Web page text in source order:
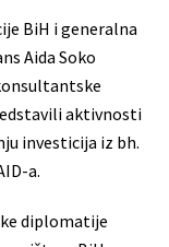
BiH i generalna
Aida Soko
aktivnosti
investicija iz bh.
a.
diplomatije